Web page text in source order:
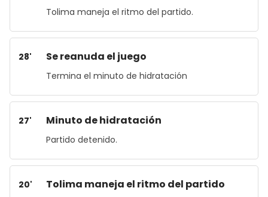
Tolima maneja el ritmo del partido.
28' Se reanuda el juego
Termina el minuto de hidratación
27' Minuto de hidratación
Partido detenido.
20' Tolima maneja el ritmo del partido